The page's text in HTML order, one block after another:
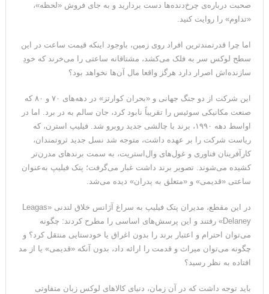
صحبت درباره‌ی چرخ‌دنده‌ها دست بردارید و به جای فروش «لحظه»،
«تداوم» را روایت کنید.
اما چرا قدرتمندترین افراد روی زمین، باوجود اینکه قیمت ساعت در این
سطح لوکس سر به فلک می‌کشد، مشتاقانه ساعتی را می‌خرند که خودِ
سازنده‌اش اصرار دارد هرگز واقعا مال آن‌ها نخواهد بود؟
این شرکت از دو جنگ جهانی و «بحران کوارتز» در دهه‌های ۷۰ و ۸۰ که
صنعت مکانیکی سوئیس را تقریباً نابود کرد، جان سالم به در برد. اما در
اواسط دهه ۱۹۹۰، برند با چالشی جدید روبرو شد. فیلیپ استرن، که
ریاست شرکت را بر عهده داشت، متوجه شد نسل جدید ثروتمندان،
کارآفرینان فناوری و غول‌های وال‌استریت، به سمت برندهای مدرن‌تر
کشیده می‌شوند. تصویر برند داشت غبار می‌گرفت؛ پتک فیلیپ به‌عنوان
ساعتی «قدیمی» و «متعلق به پدران» دیده می‌شد.
در این مقطع، مدیران پتک فیلیپ به سراغ آژانس خلاق لندنی «Leagas
Delaney» رفتند و این پرسش‌های اساسی را مطرح کردند: چگونه
می‌توان احترام و اعتبار برند را بدون اغراق یا خودستایی منتقل کرد؟ و
چگونه می‌توان میراث و قدمت را ارائه داد، بدون آنکه «قدیمی» یا از مد
افتاده به نظر رسید؟
باید توجه داشت که در آن زمان، دنیای کالاهای لوکس زبان متفاوتی